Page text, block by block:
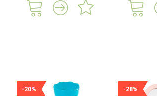
-20% -28%